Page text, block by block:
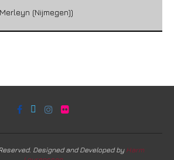
(Nijmegen))
Designed and Developed by Harm